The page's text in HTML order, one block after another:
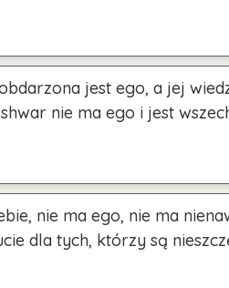
jest ego, a jej
nie ma ego i jest
nie ma ego, nie ma
dla tych, którzy są